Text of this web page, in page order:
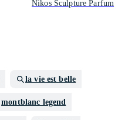
Nikos Sculpture Parfum
la vie est belle
montblanc legend